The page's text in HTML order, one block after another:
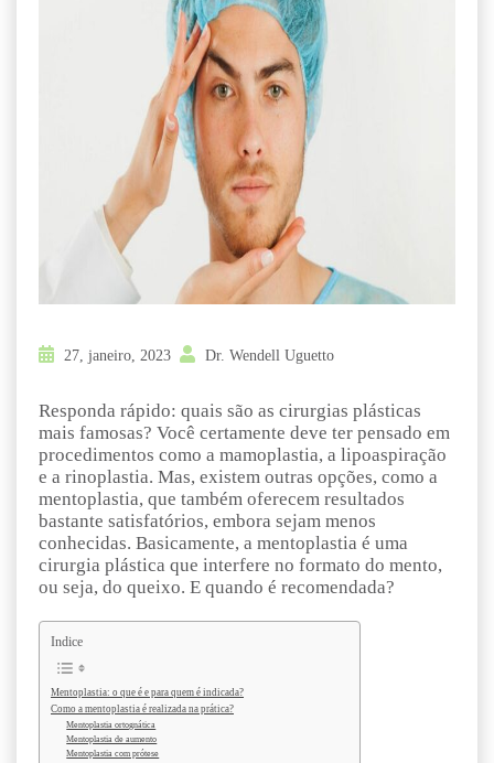
27, janeiro, 2023 Dr. Wendell Uguetto
Responda rápido: quais são as cirurgias plásticas
mais famosas? Você certamente deve ter pensado em
procedimentos como a mamoplastia, a lipoaspiração
e a rinoplastia. Mas, existem outras opções, como a
mentoplastia, que também oferecem resultados
bastante satisfatórios, embora sejam menos
conhecidas. Basicamente, a mentoplastia é uma
cirurgia plástica que interfere no formato do mento,
ou seja, do queixo. E quando é recomendada?
Indice
Mentoplastia: o que é e para quem é indicada?
Como a mentoplastia é realizada na prática?
Mentoplastia ortognática
Mentoplastia de aumento
Mentoplastia com prótese